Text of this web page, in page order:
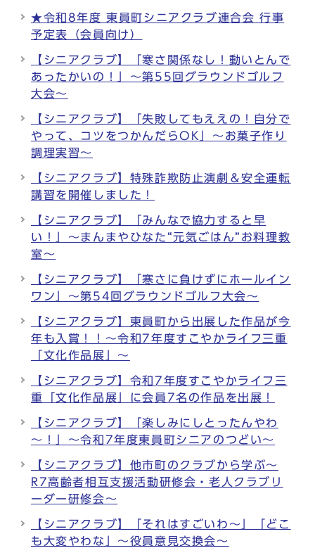
★令和8年度 東員町シニアクラブ連合会 行事
予定表（会員向け）
【シニアクラブ】「寒さ関係なし！動いとんで
あったかいの！」～第55回グラウンドゴルフ
大会～
【シニアクラブ】「失敗してもええの！自分で
やって、コツをつかんだらOK」～お菓子作り
調理実習～
【シニアクラブ】特殊詐欺防止演劇＆安全運転
講習を開催しました！
【シニアクラブ】「みんなで協力すると早
い！」～まんまやひなた“元気ごはん”お料理教
室～
【シニアクラブ】「寒さに負けずにホールイン
ワン」～第54回グラウンドゴルフ大会～
【シニアクラブ】東員町から出展した作品が今
年も入賞！！～令和7年度すこやかライフ三重
「文化作品展」～
【シニアクラブ】令和7年度すこやかライフ三
重「文化作品展」に会員7名の作品を出展！
【シニアクラブ】「楽しみにしとったんやわ
～！」～令和7年度東員町シニアのつどい～
【シニアクラブ】他市町のクラブから学ぶ～
R7高齢者相互支援活動研修会・老人クラブリ
ーダー研修会～
【シニアクラブ】「それはすごいわ～」「どこ
も大変やわな」～役員意見交換会～